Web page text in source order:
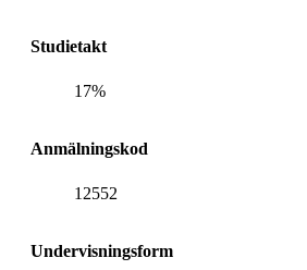
Studietakt
17%
Anmälningskod
12552
Undervisningsform